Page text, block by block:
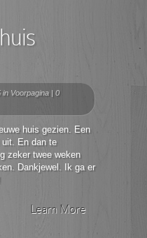
in Voorpagina| 0
huis gezien. Een
En dan te
zeker twee weken
Dankjewel. Ik ga er
Learn More